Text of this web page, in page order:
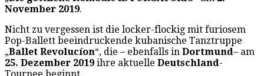
November 2019.
Nicht zu vergessen ist die locker-flockig mit furiosem
Pop-Ballett beeindruckende kubanische Tanztruppe
„Ballet Revolucíon“, die – ebenfalls in Dortmund– am
25. Dezember 2019 ihre aktuelle Deutschland-